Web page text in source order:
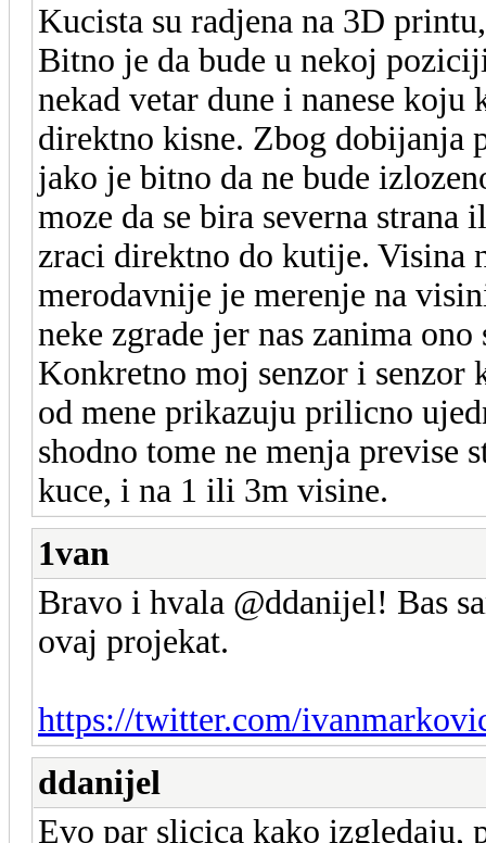
Kucista su radjena na 3D
Bitno je da bude u nekoj
nekad vetar dune i nanese
direktno kisne. Zbog dobijanja
jako je bitno da ne bude
moze da se bira severna
zraci direktno do kutije. Visina
merodavnije je merenje na
neke zgrade jer nas zanima
Konkretno moj senzor i
od mene prikazuju prilicno
shodno tome ne menja previse
kuce, i na 1 ili 3m visine.
1van
Bravo i hvala @ddanijel! Bas
ovaj projekat.
https://twitter.com/
ddanijel
Evo par slicica kako izgledaju,